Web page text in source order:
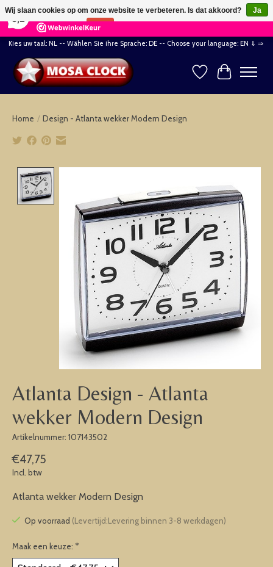
164 Reviews ×
Kies uw taal: NL -- Wählen Sie ihre Sprache: DE -- Choose your language: EN ⇓ ⇒
Verlanglijst
Home / Design - Atlanta wekker Modern Design
Atlanta Design - Atlanta
wekker Modern Design
Artikelnummer: 107143502
€47,75
Incl. btw
Atlanta wekker Modern Design
Op voorraad (Levertijd:Levering binnen 3-8 werkdagen)
Maak een keuze: *
Wij slaan cookies op om onze website te verbeteren. Is dat akkoord?
Ja
Nee